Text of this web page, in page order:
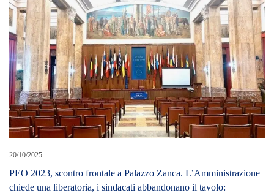
20/10/2025
PEO 2023, scontro frontale a Palazzo Zanca. L’Amministrazione
chiede una liberatoria, i sindacati abbandonano il tavolo: